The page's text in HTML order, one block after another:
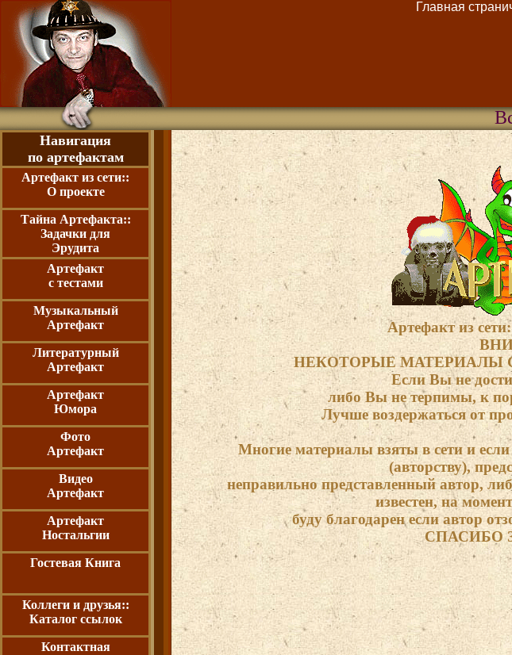
Главная
Все
Навигация
по артефактам
Артефакт из сети::
О проекте
Тайна Артефакта::
Задачки для
Эрудита
Артефакт
с тестами
Музыкальный
Артефакт
Литературный
Артефакт
Артефакт
Юмора
Фото
Артефакт
Видео
Артефакт
Артефакт
Ностальгии
Гостевая Книга
Коллеги и друзья::
Каталог ссылок
Контактная
Артефакт из
НЕКОТОРЫЕ МАТЕРИАЛЫ
Если Вы не
либо Вы не терпимы, к
Лучше воздержаться от
Многие материалы взяты в сети и
(авторству),
неправильно представленный автор,
известен, на
буду благодарен если автор
СПАСИБО